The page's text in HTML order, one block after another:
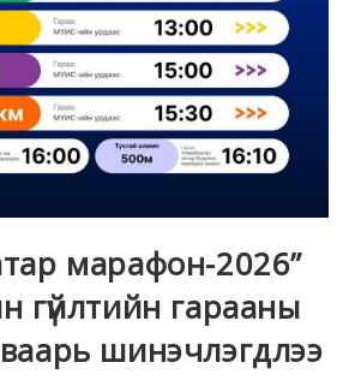
марафон-2026”
гүйлтийн гарааны
шинэчлэгдлээ